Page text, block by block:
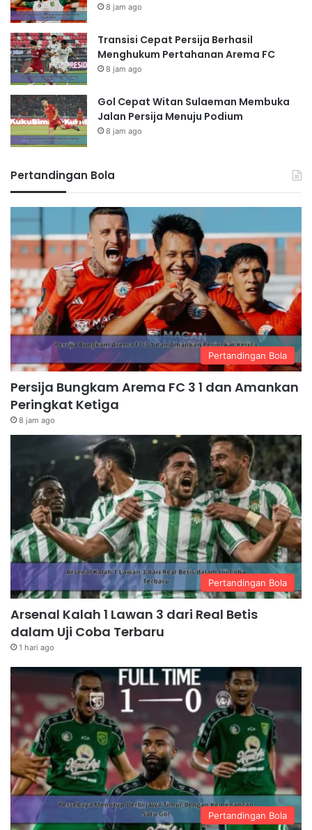
8 jam ago
Transisi Cepat Persija Berhasil
Menghukum Pertahanan Arema FC
8 jam ago
Gol Cepat Witan Sulaeman Membuka
Jalan Persija Menuju Podium
8 jam ago
Pertandingan Bola
Pertandingan Bola
Persija Bungkam Arema FC 3 1 dan Amankan
Peringkat Ketiga
8 jam ago
Pertandingan Bola
Arsenal Kalah 1 Lawan 3 dari Real Betis
dalam Uji Coba Terbaru
1 hari ago
Pertandingan Bola